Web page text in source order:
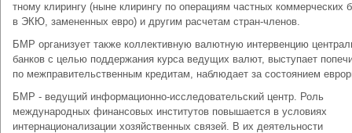
тному клирингу (ныне клирингу по операциям частных коммерческих
в ЭКЮ, замененных евро) и другим расчетам стран-членов.
БМР организует также коллективную валютную интервенцию
банков с целью поддержания курса ведущих валют, выступает
по межправительственным кредитам, наблюдает за состоянием
БМР - ведущий информационно-исследовательский центр. Роль
международных финансовых институтов повышается в условиях
интернационализации хозяйственных связей. В их деятельности